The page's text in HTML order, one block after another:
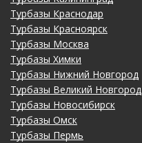
Турбазы Краснодар
Турбазы Красноярск
Турбазы Москва
Турбазы Химки
Турбазы Нижний Новгород
Турбазы Великий Новгород
Турбазы Новосибирск
Турбазы Омск
Турбазы Пермь